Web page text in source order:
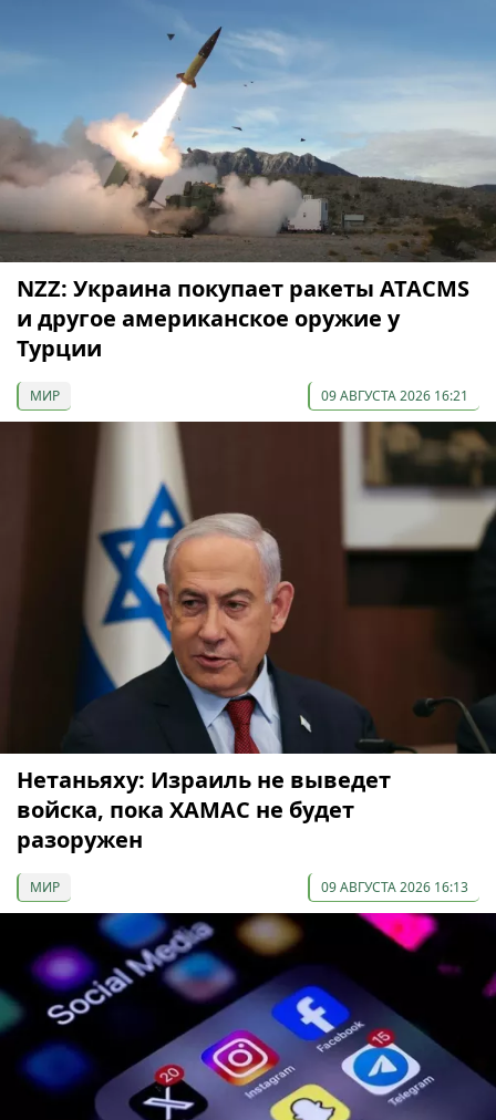
NZZ: Украина покупает ракеты ATACMS
и другое американское оружие у
Турции
МИР 09 АВГУСТА 2026 16:21
Нетаньяху: Израиль не выведет
войска, пока ХАМАС не будет
разоружен
МИР 09 АВГУСТА 2026 16:13